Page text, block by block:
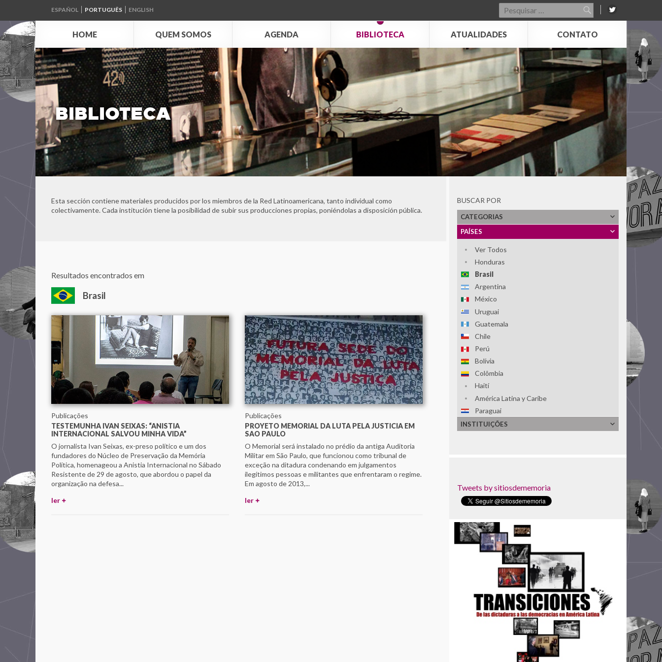
ESPAÑOL ENGLISH
PORTUGUÊS
Pesquisar
por:
HOME
QUEM SOMOS AGENDA BIBLIOTECA ATUALIDADES CONTATO
BIBLIOTECA
Esta sección contiene materiales producidos por los miembros de la Red Latinoamericana, tanto individual como
colectivamente. Cada institución tiene la posibilidad de subir sus producciones propias, poniéndolas a disposición pública.
Resultados encontrados em
Brasil
Publicações
TESTEMUNHA IVAN SEIXAS: “ANISTIA
INTERNACIONAL SALVOU MINHA VIDA”
O jornalista Ivan Seixas, ex-preso político e um dos
fundadores do Núcleo de Preservação da Memória
Política, homenageou a Anistia Internacional no Sábado
Resistente de 29 de agosto, que abordou o papel da
organização na defesa...
ler
Publicações
PROYETO MEMORIAL DA LUTA PELA JUSTICIA EM
SAO PAULO
O Memorial será instalado no prédio da antiga Auditoria
Militar em São Paulo, que funcionou como tribunal de
exceção na ditadura condenando em julgamentos
ilegítimos pessoas e militantes que enfrentaram o regime.
Em agosto de 2013,...
ler
BUSCAR POR
CATEGORIAS
PAÍSES
Ver Todos
Honduras
Brasil
Argentina
México
Uruguai
Guatemala
Chile
Perú
Bolívia
Colômbia
Haití
América Latina y Caribe
Paraguai
El Salvador
INSTITUIÇÕES
Tweets by sitiosdememoria